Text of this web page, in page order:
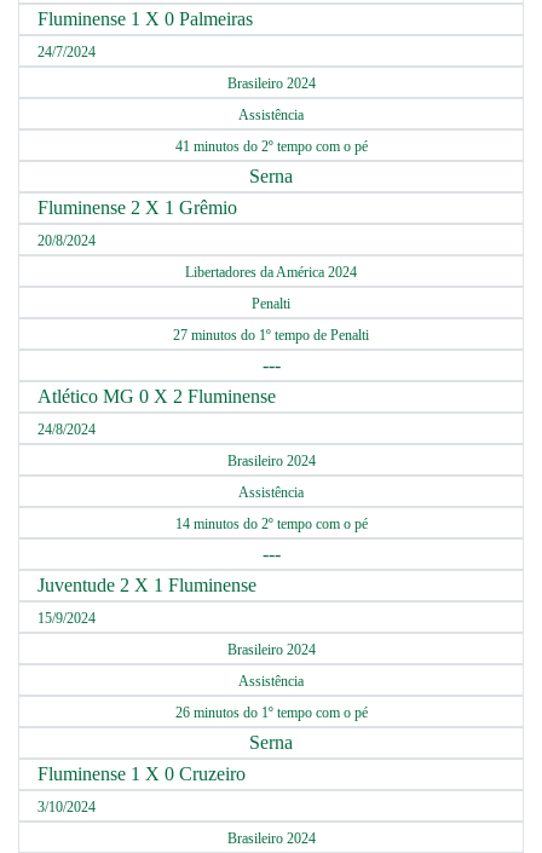
Fluminense 1 X 0 Palmeiras
24/7/2024
Brasileiro 2024
Assistência
41 minutos do 2º tempo com o pé
Serna
Fluminense 2 X 1 Grêmio
20/8/2024
Libertadores da América 2024
Penalti
27 minutos do 1º tempo de Penalti
---
Atlético MG 0 X 2 Fluminense
24/8/2024
Brasileiro 2024
Assistência
14 minutos do 2º tempo com o pé
---
Juventude 2 X 1 Fluminense
15/9/2024
Brasileiro 2024
Assistência
26 minutos do 1º tempo com o pé
Serna
Fluminense 1 X 0 Cruzeiro
3/10/2024
Brasileiro 2024